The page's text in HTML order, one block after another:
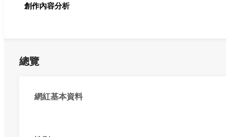
創作內容分析
總覽
網紅基本資料